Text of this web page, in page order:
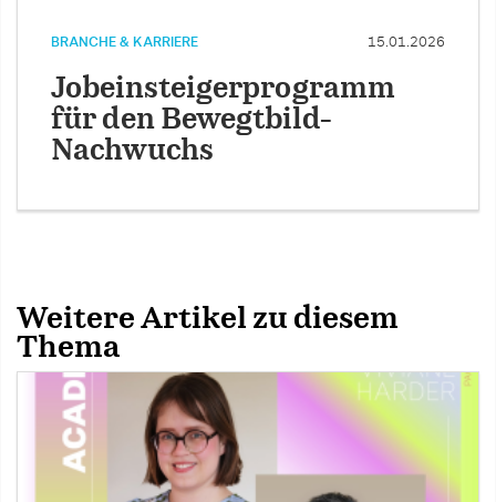
BRANCHE & KARRIERE 15.01.2026
Jobeinsteigerprogramm
für den Bewegtbild-
Nachwuchs
Weitere Artikel zu diesem
Thema